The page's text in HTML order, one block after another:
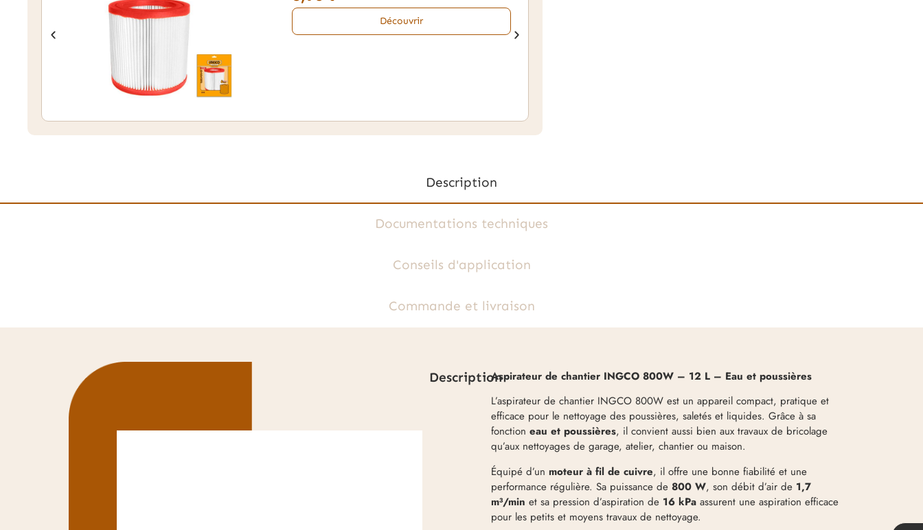
Découvrir
Description
Documentations techniques
Conseils d'application
Commande et livraison
DescriptionAspirateur de chantier INGCO 800W – 12 L – Eau et poussières
L’aspirateur de chantier INGCO 800W est un appareil compact, pratique et
efficace pour le nettoyage des poussières, saletés et liquides. Grâce à sa
fonctioneau et poussières, il convient aussi bien aux travaux de bricolage
qu’aux nettoyages de garage, atelier, chantier ou maison.
Équipé d’un moteur à fil de cuivre, il offre une bonne fiabilité et une
performance régulière. Sa puissance de800 W, son débit d’air de 1,7
m³/min et sa pression d’aspiration de 16 kPa assurent une aspiration efficace
pour les petits et moyens travaux de nettoyage.